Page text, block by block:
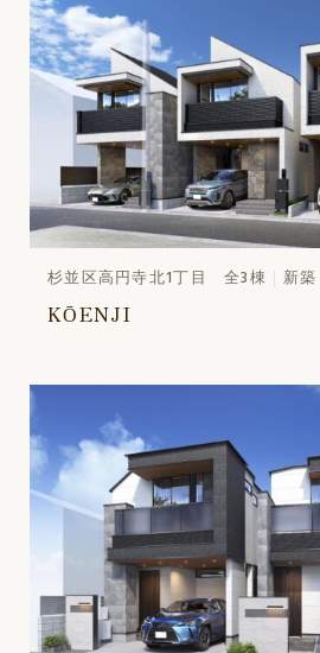
杉並区高円寺北1丁目 全3棟 新築
KŌENJI